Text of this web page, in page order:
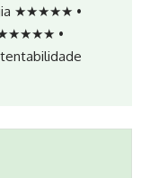
★★★★★ •
★★★★★ •